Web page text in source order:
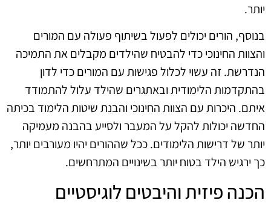
יותר.
בנוסף, הורים יכולים לפעול בשיתוף פעולה עם המורים
והצוות החינוכי כדי להבטיח שהילדים מקבלים את התמיכה
הנדרשת. זה עשוי לכלול פגישות עם המורים כדי לדון
בהתקדמות הלימודית ובאתגרים שהילד עלול להתמודד
איתם. היכרות עם הצוות החינוכי והבנת שיטות הלימוד בכיתה
החדשה יכולות להקל על המעבר ולסייע בהבנה מעמיקה
יותר של דרישות הלימודים. ככל שההורים יהיו מעורבים יותר,
כך ירגיש הילד בטוח יותר בשינויים המתרחשים.
הכנה פיזית והיבטים לוגיסטיים